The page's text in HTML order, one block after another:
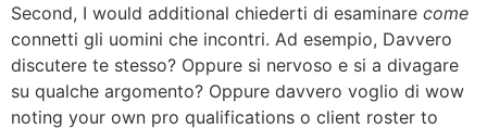
Second, I would additional chiederti di esaminare come
connetti gli uomini che incontri. Ad esempio, Davvero
discutere te stesso? Oppure si nervoso e si a divagare
su qualche argomento? Oppure davvero voglio di wow
noting your own pro qualifications o client roster to